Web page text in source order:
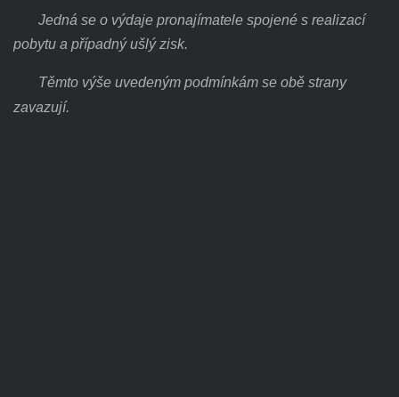
Jedná se o výdaje pronajímatele spojené s realizací
pobytu a případný ušlý zisk.
Těmto výše uvedeným podmínkám se obě strany
zavazují.